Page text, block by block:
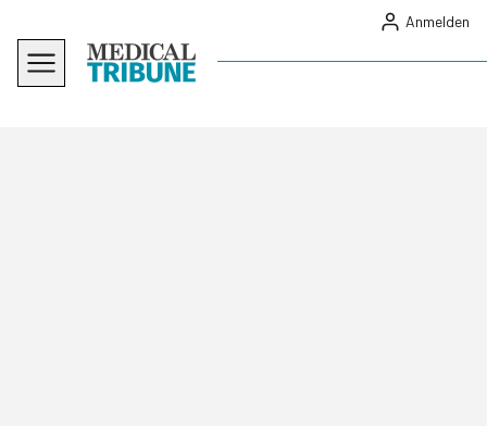
Anmelden